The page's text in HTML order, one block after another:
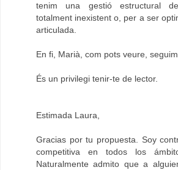
tenim una gestió estructural
totalment inexistent o, per a ser
articulada.
En fi, Marià, com pots veure,
És un privilegi tenir-te de lector.
Estimada Laura,
Gracias por tu propuesta. Soy
competitiva en todos los
Naturalmente admito que a